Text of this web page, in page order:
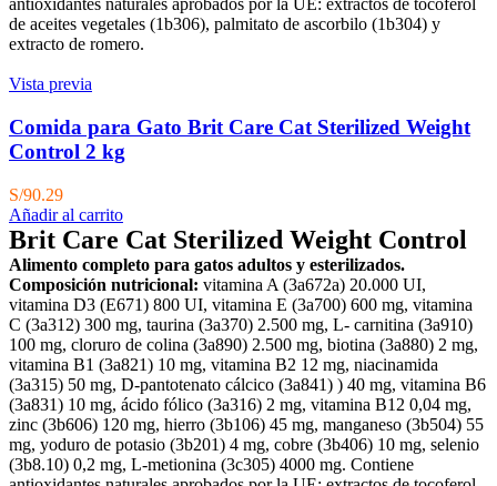
antioxidantes naturales aprobados por la UE: extractos de tocoferol
de aceites vegetales (1b306), palmitato de ascorbilo (1b304) y
extracto de romero.
Vista previa
Comida para Gato Brit Care Cat Sterilized Weight
Control 2 kg
S/90.29
Añadir al carrito
Brit Care Cat Sterilized Weight Control
Alimento completo para gatos adultos y esterilizados.
Composición nutricional: vitamina A (3a672a) 20.000 UI,
vitamina D3 (E671) 800 UI, vitamina E (3a700) 600 mg, vitamina
C (3a312) 300 mg, taurina (3a370) 2.500 mg, L- carnitina (3a910)
100 mg, cloruro de colina (3a890) 2.500 mg, biotina (3a880) 2 mg,
vitamina B1 (3a821) 10 mg, vitamina B2 12 mg, niacinamida
(3a315) 50 mg, D-pantotenato cálcico (3a841) ) 40 mg, vitamina B6
(3a831) 10 mg, ácido fólico (3a316) 2 mg, vitamina B12 0,04 mg,
zinc (3b606) 120 mg, hierro (3b106) 45 mg, manganeso (3b504) 55
mg, yoduro de potasio (3b201) 4 mg, cobre (3b406) 10 mg, selenio
(3b8.10) 0,2 mg, L-metionina (3c305) 4000 mg. Contiene